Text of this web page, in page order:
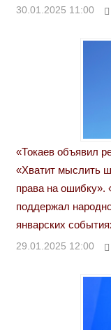
30.01.2025 11:00
«Токаев объявил
«Хватит мыслить
права на ошибку».
поддержал
январских
29.01.2025 12:00